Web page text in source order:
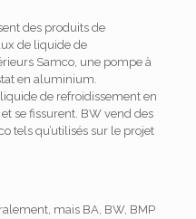
des produits de
de liquide de
Samco, une pompe à
en aluminium.
de refroidissement en
se fissurent. BW vend des
tels qu’utilisés sur le projet
mais BA, BW, BMP